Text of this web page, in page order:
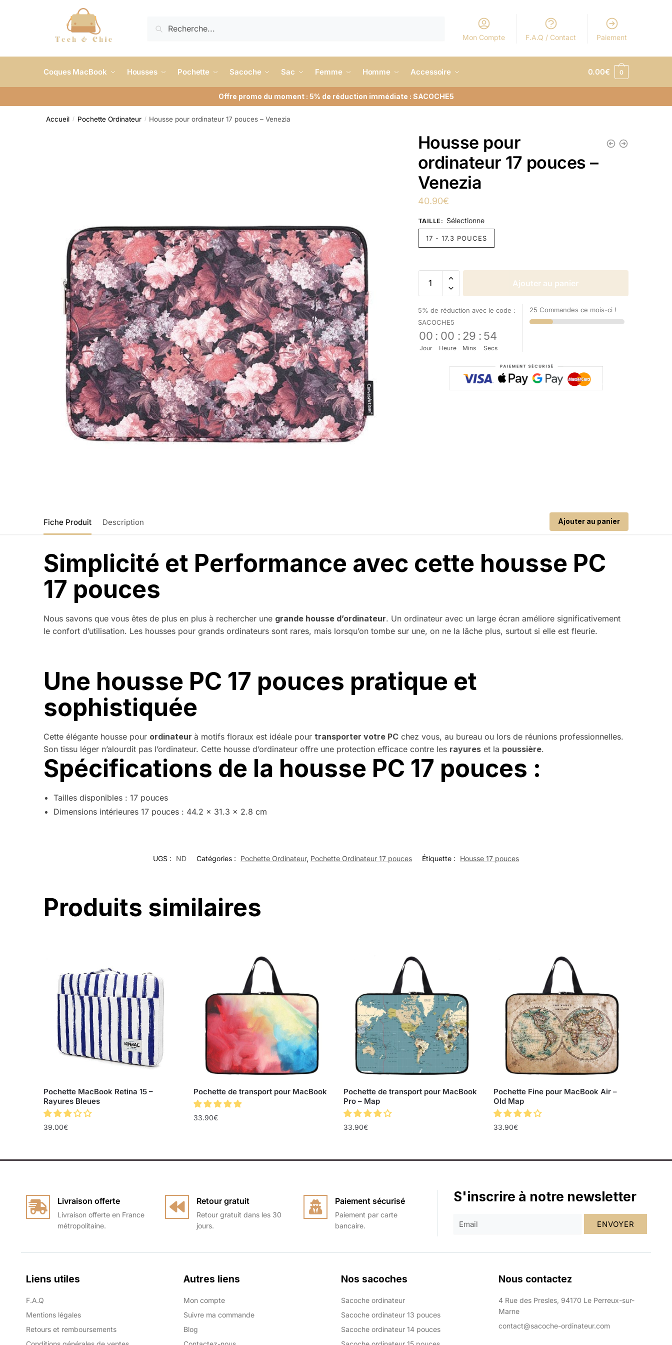
RECHERCHE
Mon Compte F.A.Q / Contact Paiement
Coques MacBook Housses Pochette Sacoche Sac Femme Homme Accessoire 0.00€ 0
Offre promo du moment : 5% de réduction immédiate : SACOCHE5
Accueil / Pochette Ordinateur / Housse pour ordinateur 17 pouces – Venezia
Housse pour
ordinateur 17 pouces –
Venezia
40.90€
TAILLE : Sélectionne
17 - 17.3 POUCES
Ajouter au panier
5% de réduction avec le code :
SACOCHE5
00
Jour
: 00
Heure
: 29
Mins
: 54
Secs
25 Commandes ce mois-ci !
Fiche Produit Description Ajouter au panier
Simplicité et Performance avec cette housse PC
17 pouces
Nous savons que vous êtes de plus en plus à rechercher une grande housse d’ordinateur. Un ordinateur avec un large écran améliore significativement
le confort d’utilisation. Les housses pour grands ordinateurs sont rares, mais lorsqu’on tombe sur une, on ne la lâche plus, surtout si elle est fleurie.
Une housse PC 17 pouces pratique et
sophistiquée
Cette élégante housse pour ordinateur à motifs florauxest idéale pourtransporter votre PC chez vous, au bureau ou lors de réunions professionnelles.
Son tissu léger n’alourdit pas l’ordinateur. Cette housse d’ordinateur offre une protection efficace contre les rayures et la poussière.
Spécifications de la housse PC 17 pouces :
Tailles disponibles : 17 pouces
Dimensions intérieures 17 pouces : 44.2 x 31.3 x 2.8 cm
UGS : ND Catégories : Pochette Ordinateur, Pochette Ordinateur 17 pouces Étiquette : Housse 17 pouces
Produits similaires
Pochette MacBook Retina 15 –
Rayures Bleues
39.00€
Pochette de transport pour MacBook
33.90€
Pochette de transport pour MacBook
Pro – Map
33.90€
Pochette Fine pour MacBook Air –
Old Map
33.90€
Livraison offerte
Livraison offerte en France
métropolitaine.
Retour gratuit
Retour gratuit dans les 30
jours.
Paiement sécurisé
Paiement par carte
bancaire.
S'inscrire à notre newsletter
ENVOYER
Liens utiles
F.A.Q
Mentions légales
Retours et remboursements
Autres liens
Mon compte
Suivre ma commande
Blog
Nos sacoches
Sacoche ordinateur
Sacoche ordinateur 13 pouces
Sacoche ordinateur 14 pouces
Nous contactez
4 Rue des Presles, 94170 Le Perreux-sur-
Marne
contact@sacoche-ordinateur.com